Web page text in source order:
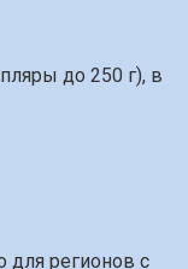
до 250 г), в
для регионов с